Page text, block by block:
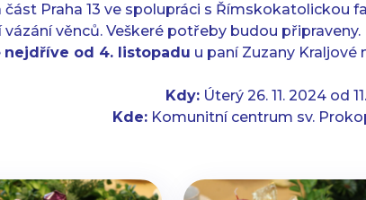
část Praha 13 ve spolupráci s Římskokatolickou
vázání věnců. Veškeré potřeby budou
nejdříve od 4. listopadu u paní Zuzany Kraljové
Kdy:Úterý 26. 11. 2024 od
Kde: Komunitní centrum sv.